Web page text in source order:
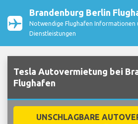
Brandenburg Berlin
Notwendige Flughafen Informationen
Dienstleistungen
Tesla Autovermietung bei
Flughafen
UNSCHLAGBARE